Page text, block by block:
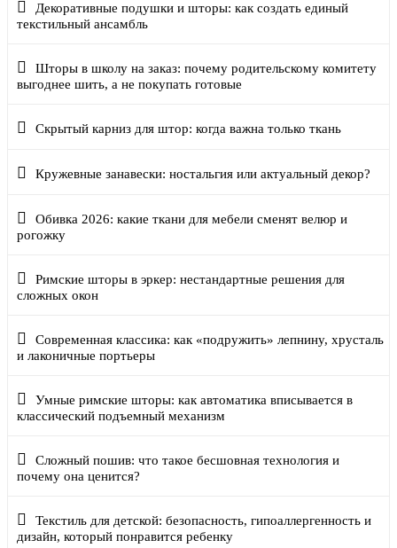
Декоративные подушки и шторы: как создать единый
текстильный ансамбль
Шторы в школу на заказ: почему родительскому комитету
выгоднее шить, а не покупать готовые
Скрытый карниз для штор: когда важна только ткань
Кружевные занавески: ностальгия или актуальный декор?
Обивка 2026: какие ткани для мебели сменят велюр и
рогожку
Римские шторы в эркер: нестандартные решения для
сложных окон
Современная классика: как «подружить» лепнину, хрусталь
и лаконичные портьеры
Умные римские шторы: как автоматика вписывается в
классический подъемный механизм
Сложный пошив: что такое бесшовная технология и
почему она ценится?
Текстиль для детской: безопасность, гипоаллергенность и
дизайн, который понравится ребенку